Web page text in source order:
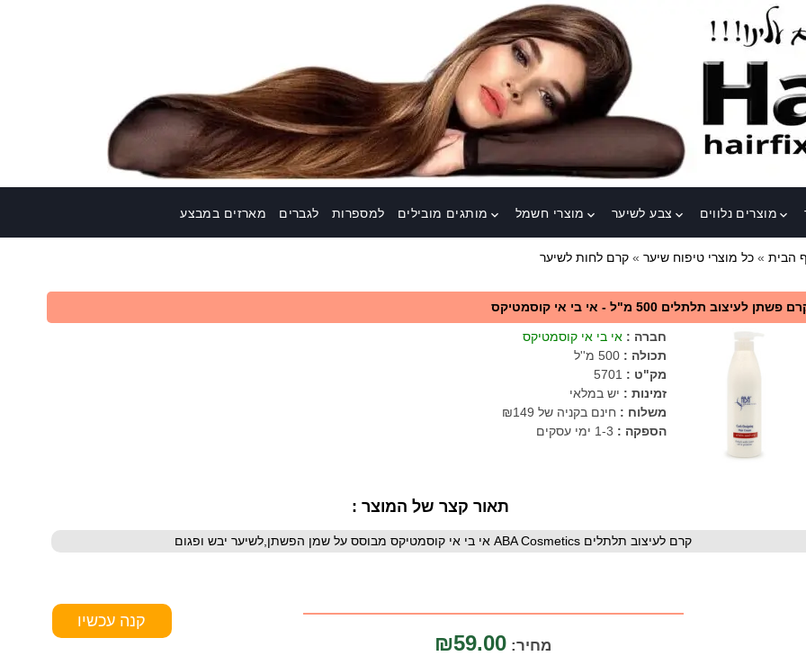
מוצרים נלווים keyboard_arrow_down צבע לשיער keyboard_arrow_down מוצרי חשמל keyboard_arrow_down מותגים מובילים keyboard_arrow_down למספרות לגברים מארזים במבצע
הבית »כל מוצרי טיפוח שיער »קרם לחות לשיער
פשתן לעיצוב תלתלים 500 מ"ל - אי בי אי קוסמטיקס
חברה : אי בי אי קוסמטיקס
תכולה : 500 מ''ל
מק"ט :
5701
זמינות : יש במלאי
משלוח : חינם בקניה של ₪149
הספקה : 1-3 ימי עסקים
תאור קצר של המוצר :
קרם לעיצוב תלתלים ABA Cosmetics אי בי אי קוסמטיקס מבוסס על שמן הפשתן,לשיער יבש ופגום
מחיר: ₪59.00